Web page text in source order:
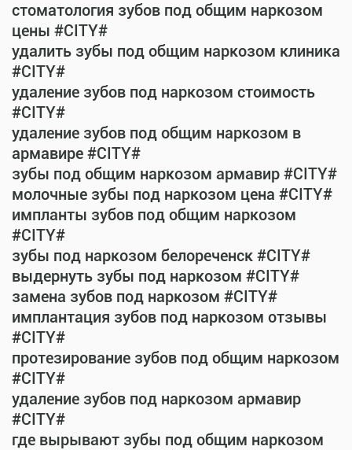
стоматология зубов под общим наркозом
цены #CITY#
удалить зубы под общим наркозом клиника
#CITY#
удаление зубов под наркозом стоимость
#CITY#
удаление зубов под общим наркозом в
армавире #CITY#
зубы под общим наркозом армавир #CITY#
молочные зубы под наркозом цена #CITY#
импланты зубов под общим наркозом
#CITY#
зубы под наркозом белореченск #CITY#
выдернуть зубы под наркозом #CITY#
замена зубов под наркозом #CITY#
имплантация зубов под наркозом отзывы
#CITY#
протезирование зубов под общим наркозом
#CITY#
удаление зубов под наркозом армавир
#CITY#
где вырывают зубы под общим наркозом